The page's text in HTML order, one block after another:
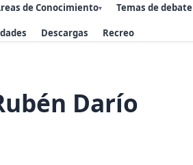
de Conocimiento▾ Temas de debate
Descargas Recreo
Darío